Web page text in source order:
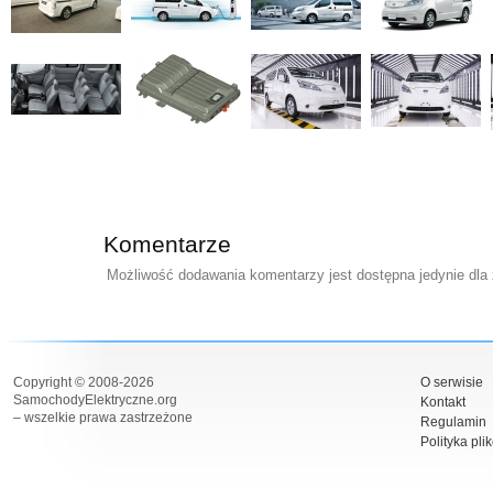
Komentarze
Możliwość dodawania komentarzy jest dostępna jedynie
Copyright © 2008-2026
SamochodyElektryczne.org
– wszelkie prawa zastrzeżone
O serwisie
Kontakt
Regulamin
Polityka